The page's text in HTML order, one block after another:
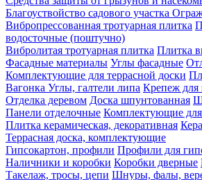
Благоуствойство садового участка
Вибропрессованная тротуарная плитка
водосточные (поштучно)
Вибролитая тротуарная плитка Плитка
Фасадные материалы Углы фасадные
Комплектующие для террасной доски
Вагонка Углы, галтели липа Крепеж для
Отделка деревом Доска шпунтованная
Панели отделочные Комплектующие
Плитка керамическая, декоративная
Террасная доска, комплектующие
Гипсокартон, профили Профили для
Наличники и коробки Коробки дверные
Такелаж, тросы, цепи Шнуры, фалы,